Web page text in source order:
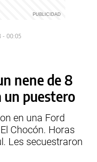
- 00:05
nene de 8
un puestero
en una Ford
Chocón. Horas
Les secuestraron